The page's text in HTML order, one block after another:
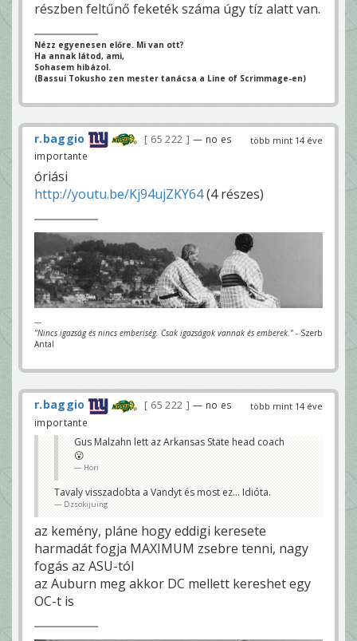
részben feltűnő feketék száma úgy tíz alatt van.
Nézz egyenesen előre. Mi van ott?
Ha annak látod, ami,
Sohasem hibázol.
(Bassui Tokusho zen mester tanácsa a Line of Scrimmage-en)
több mint 14 éve
r.baggio 65 222
— no es
importante
óriási
http://youtu.be/Kj94ujZKY64(4 részes)
---
"Nincs igazság és nincs emberiség. Csak igazságok vannak és emberek." - Szerb
Antal
több mint 14 éve
r.baggio 65 222
— no es
importante
Gus Malzahn lett az Arkansas State head coach
😮
Höri
Tavaly visszadobta a Vandyt és most ez... Idióta.
Dzsokijuing
az kemény, pláne hogy eddigi keresete
harmadát fogja MAXIMUM zsebre tenni, nagy
fogás az ASU-tól
az Auburn meg akkor DC mellett kereshet egy
OC-t is